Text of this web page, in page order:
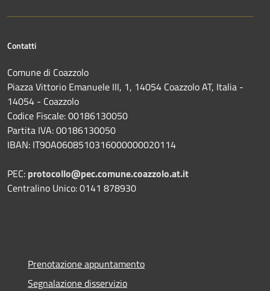
Contatti
Comune di Coazzolo
Piazza Vittorio Emanuele III, 1, 14054 Coazzolo AT, Italia -
14054 - Coazzolo
Codice Fiscale: 00186130050
Partita IVA: 00186130050
IBAN: IT90A0608510316000000020114
PEC: protocollo@pec.comune.coazzolo.at.it
Centralino Unico: 0141 878930
Prenotazione appuntamento
Segnalazione disservizio